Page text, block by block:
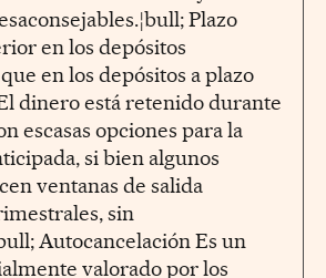
Plazo
en los depósitos
en los depósitos a plazo
dinero está retenido durante
escasas opciones para la
si bien algunos
ventanas de salida
sin
Autocancelación Es un
valorado por los